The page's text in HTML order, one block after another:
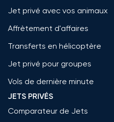
Jet privé avec vos animaux
Affrètement d'affaires
Transferts en hélicoptère
Jet privé pour groupes
Vols de dernière minute
JETS PRIVÉS
Comparateur de Jets